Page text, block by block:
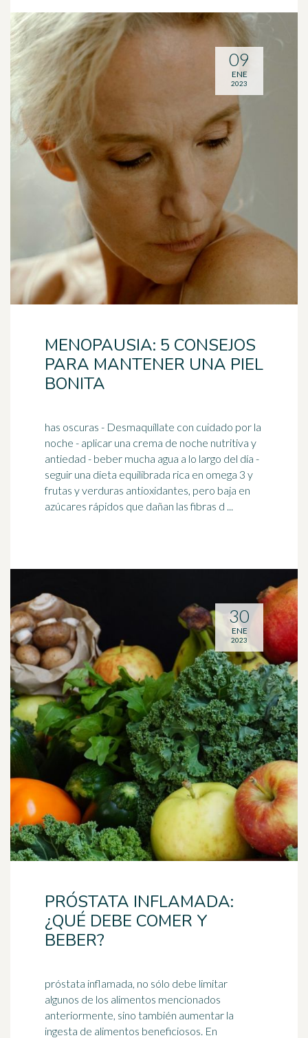
MENOPAUSIA: 5 CONSEJOS
PARA MANTENER UNA PIEL
BONITA
has oscuras - Desmaquíllate con cuidado por la
noche - aplicar una crema de noche nutritiva y
antiedad - beber mucha agua a lo largo del día -
seguir una dieta equilibrada rica en omega 3 y
frutas y verduras antioxidantes, pero baja en
azúcares rápidos que dañan las fibras d ...
09
ENE
2023
PRÓSTATA INFLAMADA:
¿QUÉ DEBE COMER Y
BEBER?
próstata inflamada, no sólo debe limitar
algunos de los alimentos mencionados
anteriormente, sino también aumentar la
ingesta de alimentos beneficiosos. En
30
ENE
2023